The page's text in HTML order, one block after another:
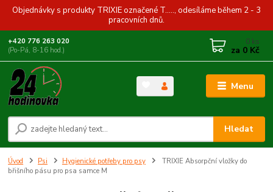
Objednávky s produkty TRIXIE označené T....., odesíláme během 2 - 3
pracovních dnů.
Menu
Hledat
+420 776 263 020
(Po-Pá, 8-16 hod.)
0 ks
za 0 Kč
Úvod Psi Hygienické potřeby pro psy
TRIXIE Absorpční vložky do
břišního pásu pro psa samce M